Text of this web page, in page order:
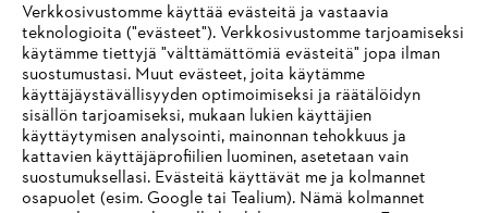
Yritys
Verkkosivustomme käyttää evästeitä ja vastaavia
teknologioita ("evästeet"). Verkkosivustomme tarjoamiseksi
käytämme tiettyjä "välttämättömiä evästeitä" jopa ilman
suostumustasi. Muut evästeet, joita käytämme
käyttäjäystävällisyyden optimoimiseksi ja räätälöidyn
sisällön tarjoamiseksi, mukaan lukien käyttäjien
käyttäytymisen analysointi, mainonnan tehokkuus ja
kattavien käyttäjäprofiilien luominen, asetetaan vain
suostumuksellasi. Evästeitä käyttävät me ja kolmannet
osapuolet (esim. Google tai Tealium). Nämä kolmannet